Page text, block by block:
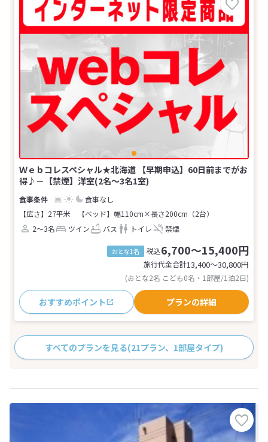
Ｗｅｂコレスペシャル★北海道 【早期申込】60日前までがお
得♪－【禁煙】洋室(2名～3名1室)
食事なし
【広さ】27平米
【ベッド】幅110cm×長さ200cm（2台）
2～3名
ツイン バス トイレ 禁煙
おとな1名 税込6,700～15,400円
旅行代金合計13,400〜30,800円
(おとな2名 こども0名・1部屋/1泊2日)
おすすめポイント プランの詳細
すべてのプランを見る(21プラン、1部屋タイプ)